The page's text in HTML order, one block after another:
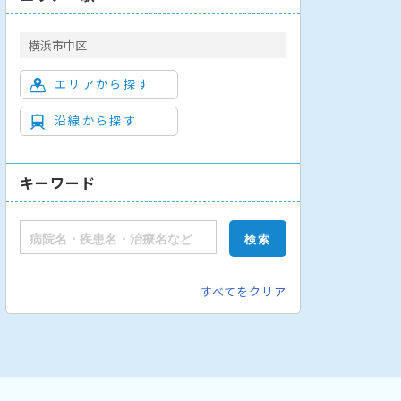
横浜市中区
エリアから探す
沿線から探す
キーワード
すべてをクリア